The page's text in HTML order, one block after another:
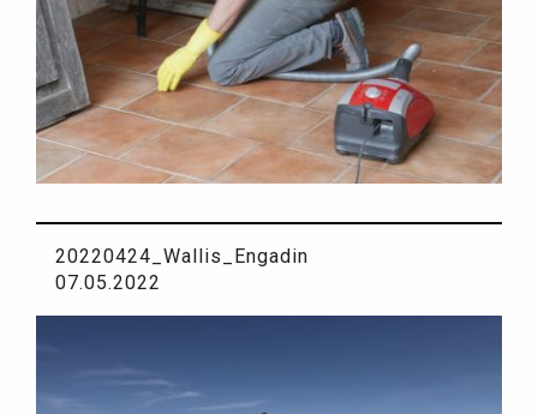
20220424_Wallis_Engadin
07.05.2022